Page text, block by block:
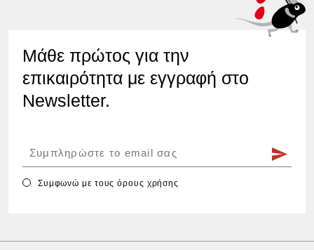
Μάθε πρώτος για την
επικαιρότητα με εγγραφή στο
Newsletter.
Συμφωνώ με τουςόρους χρήσης